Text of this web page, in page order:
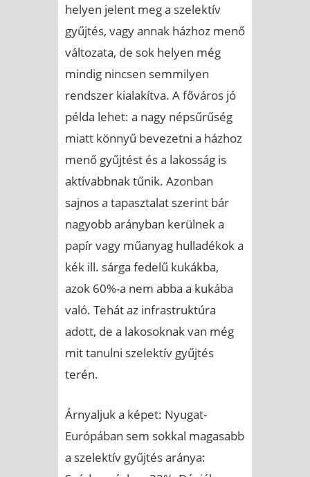
helyen jelent meg a szelektív
gyűjtés, vagy annak házhoz menő
változata, de sok helyen még
mindig nincsen semmilyen
rendszer kialakítva. A főváros jó
példa lehet: a nagy népsűrűség
miatt könnyű bevezetni a házhoz
menő gyűjtést és a lakosság is
aktívabbnak tűnik. Azonban
sajnos a tapasztalat szerint bár
nagyobb arányban kerülnek a
papír vagy műanyag hulladékok a
kék ill. sárga fedelű kukákba,
azok 60%-a nem abba a kukába
való. Tehát az infrastruktúra
adott, de a lakosoknak van még
mit tanulni szelektív gyűjtés
terén.
Árnyaljuk a képet: Nyugat-
Európában sem sokkal magasabb
a szelektív gyűjtés aránya: